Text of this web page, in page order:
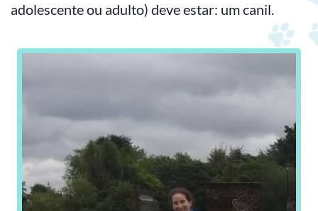
adolescente ou adulto) deve estar: um canil.